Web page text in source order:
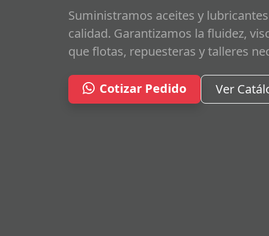
Suministramos aceites y
calidad. Garantizamos la fluidez,
que flotas, repuesteras y talleres
Cotizar Pedido Ver